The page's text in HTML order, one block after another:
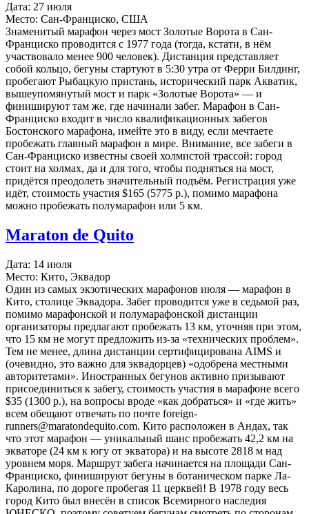
Дата: 27 июля
Место: Сан-Франциско, США
Знаменитый марафон через мост Золотые Ворота в Сан-
Франциско проводится с 1977 года (тогда, кстати, в нём
участвовало менее 900 человек). Дистанция представляет
собой кольцо, бегуны стартуют в 5:30 утра от Ферри Билдинг,
пробегают Рыбацкую пристань, исторический парк Акватик,
вышеупомянутый мост и парк «Золотые Ворота» — и
финишируют там же, где начинали забег. Марафон в Сан-
Франциско входит в число квалификационных забегов
Бостонского марафона, имейте это в виду, если мечтаете
пробежать главный марафон в мире. Внимание, все забеги в
Сан-Франциско известны своей холмистой трассой: город
стоит на холмах, да и для того, чтобы подняться на мост,
придётся преодолеть значительный подъём. Регистрация уже
идёт, стоимость участия $165 (5775 р.), помимо марафона
можно пробежать полумарафон или 5 км.
Maraton de Quito
Дата: 14 июля
Место: Кито, Эквадор
Один из самых экзотических марафонов июля — марафон в
Кито, столице Эквадора. Забег проводится уже в седьмой раз,
помимо марафонской и полумарафонской дистанции
организаторы предлагают пробежать 13 км, уточняя при этом,
что 15 км не могут предложить из-за «технических проблем».
Тем не менее, длина дистанции сертифицирована AIMS и
(очевидно, это важно для эквадорцев) «одобрена местными
авторитетами». Иностранных бегунов активно призывают
присоединиться к забегу, стоимость участия в марафоне всего
$35 (1300 р.), на вопросы вроде «как добраться» и «где жить»
всем обещают отвечать по почте foreign-
runners@maratondequito.com. Кито расположен в Андах, так
что этот марафон — уникальный шанс пробежать 42,2 км на
экваторе (24 км к югу от экватора) и на высоте 2818 м над
уровнем моря. Маршрут забега начинается на площади Сан-
Франциско, финишируют бегуны в ботаническом парке Ла-
Каролина, по дороге пробегая 11 церквей! В 1978 году весь
город Кито был внесён в список Всемирного наследия